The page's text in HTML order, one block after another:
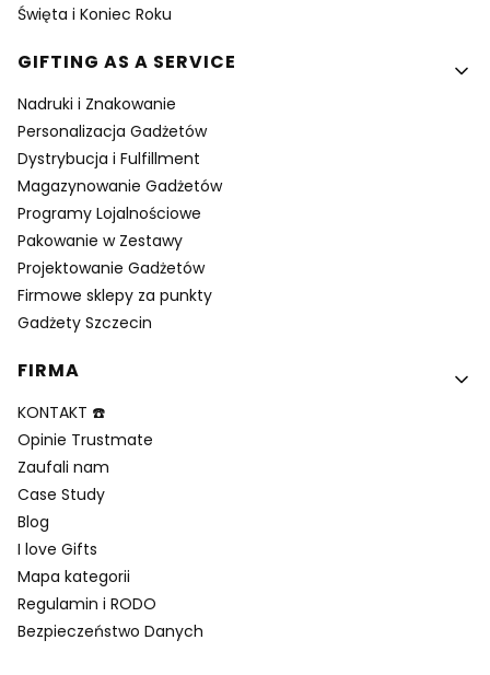
Święta i Koniec Roku
GIFTING AS A SERVICE
Nadruki i Znakowanie
Personalizacja Gadżetów
Dystrybucja i Fulfillment
Magazynowanie Gadżetów
Programy Lojalnościowe
Pakowanie w Zestawy
Projektowanie Gadżetów
Firmowe sklepy za punkty
Gadżety Szczecin
FIRMA
KONTAKT ☎️
Opinie Trustmate
Zaufali nam
Case Study
Blog
I love Gifts
Mapa kategorii
Regulamin i RODO
Bezpieczeństwo Danych